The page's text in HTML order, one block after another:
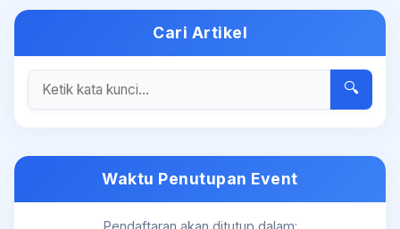
Cari Artikel
🔍
Waktu Penutupan Event
Pendaftaran akan ditutup dalam: